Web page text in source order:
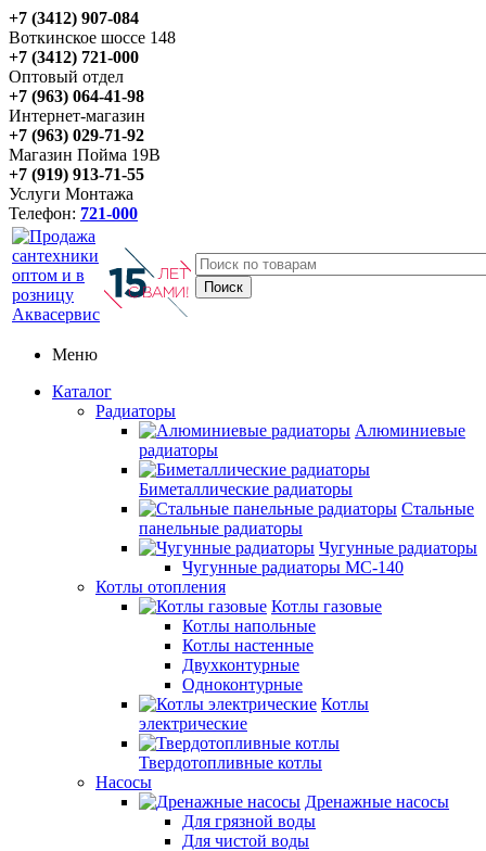
+7 (3412) 907-084
Воткинское шоссе 148
+7 (3412) 721-000
Оптовый отдел
+7 (963) 064-41-98
Интернет-магазин
+7 (963) 029-71-92
Магазин Пойма 19В
+7 (919) 913-71-55
Услуги Монтажа
Телефон: 721-000
Меню
Каталог
Радиаторы
Алюминиевые
радиаторы
Биметаллические радиаторы
Стальные
панельные радиаторы
Чугунные радиаторы
Чугунные радиаторы МС-140
Котлы отопления
Котлы газовые
Котлы напольные
Котлы настенные
Двухконтурные
Одноконтурные
Котлы
электрические
Твердотопливные котлы
Насосы
Дренажные насосы
Для грязной воды
Для чистой воды